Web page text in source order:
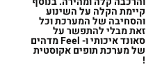
קיימת הקלה על השינוע
והסחיבה של המערכת וכל
זאת מבלי להתפשר על
סאונד איכותי ו- Feel מדהים
של מערכת תופים אקוסטית
!